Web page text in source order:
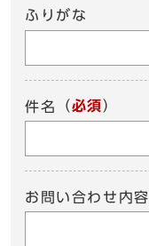
ふりがな
件名 （必須）
お問い合わせ内容